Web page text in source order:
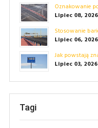
Oznakowanie
Lipiec 08, 2026
Stosowanie
Lipiec 06, 2026
Jak powstają
Lipiec 03, 2026
Tagi